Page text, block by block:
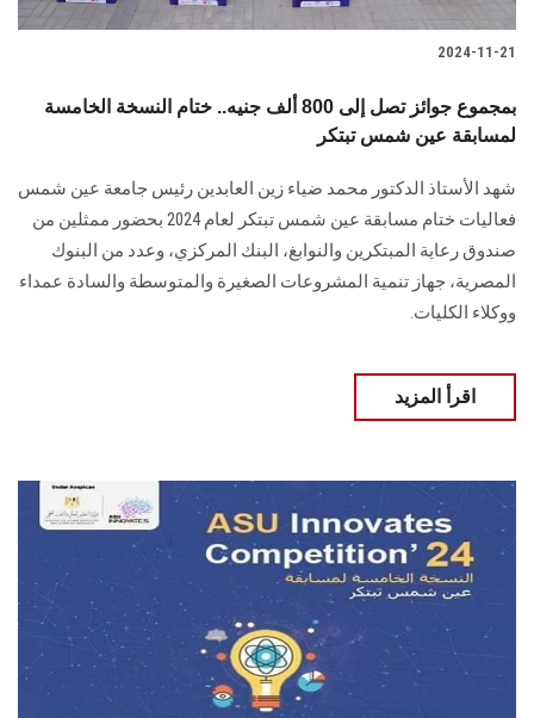
الخريجين
سجل الان
2024-11-21
بمجموع جوائز تصل إلى 800 ألف جنيه.. ختام النسخة الخامسة
لمسابقة عين شمس تبتكر
شهد الأستاذ الدكتور محمد ضياء زين العابدين رئيس جامعة عين شمس
فعاليات ختام مسابقة ‏عين شمس تبتكر لعام 2024 بحضور ممثلين من
صندوق رعاية المبتكرين والنوابغ، البنك ‏المركزي، وعدد من البنوك
المصرية، جهاز تنمية المشروعات الصغيرة والمتوسطة والسادة ‏عمداء
ووكلاء الكليات‎.‎
اقرأ المزيد